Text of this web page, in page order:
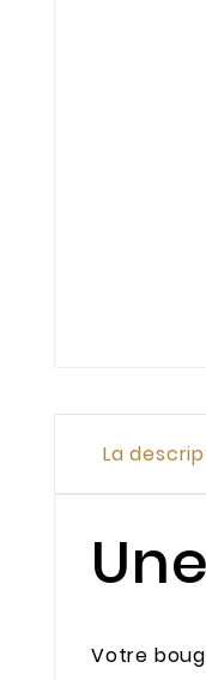
La
Votre